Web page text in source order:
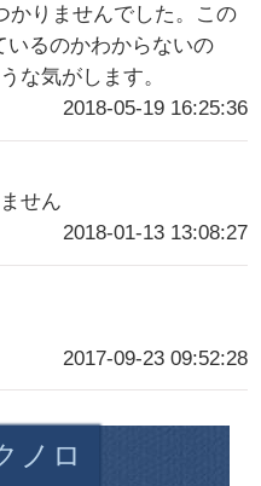
かりませんでした。この
るのかわからないの
な気がします。
2018-05-19 16:25:36
せん
2018-01-13 13:08:27
2017-09-23 09:52:28
ノロ